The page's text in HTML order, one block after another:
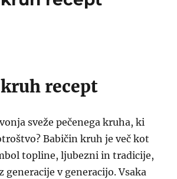
recept
sveže pečenega kruha, ki
Babičin kruh je več kot
topline, ljubezni in tradicije,
generacije v generacijo. Vsaka